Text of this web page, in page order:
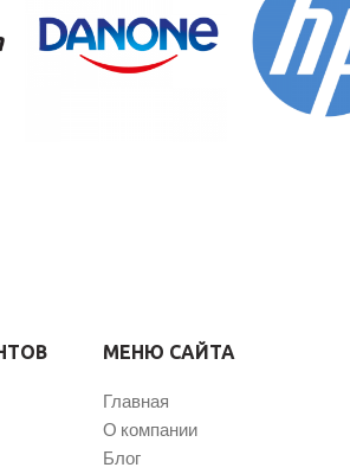
МЕНЮ САЙТА
Главная
О компании
Блог